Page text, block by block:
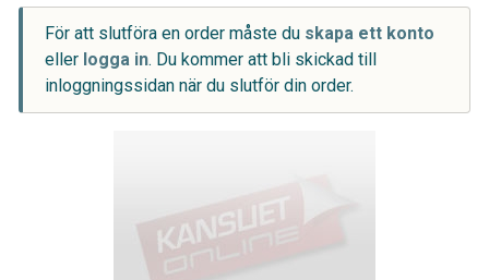
För att slutföra en order måste du skapa ett konto
eller logga in. Du kommer att bli skickad till
inloggningssidan när du slutför din order.